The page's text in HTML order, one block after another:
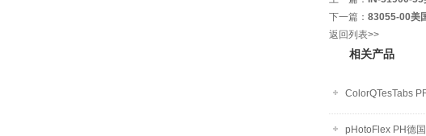
下一篇： 83055-00美
返回列表>>
相关产品
ColorQTesTabs
pHotoFlex PH德